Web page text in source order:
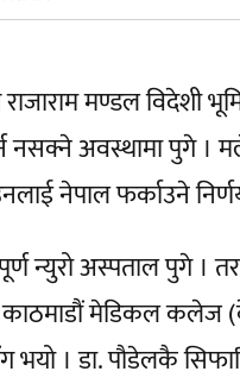
मण्डल विदेशी
नसक्ने अवस्थामा पुगे
नेपाल फर्काउने
न्युरो अस्पताल पुगे ।
काठमाडौं मेडिकल
। डा. पौडेलकै